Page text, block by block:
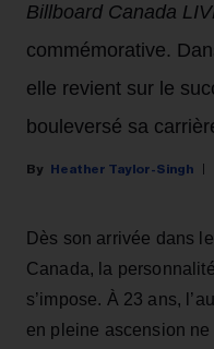
Billboard Canada
commémorative.
elle revient sur le
bouleversé sa
Heather Taylor-Singh
Dès son arrivée dans
Canada, la
s’impose. À 23 ans,
en pleine ascension